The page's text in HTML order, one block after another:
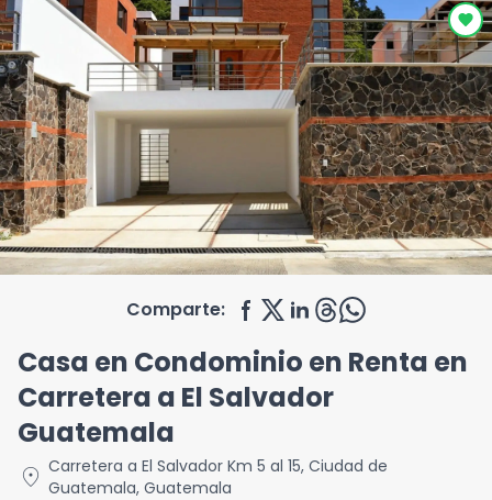
Comparte:
Casa en Condominio en Renta en
Carretera a El Salvador
Guatemala
location_on Carretera a El Salvador Km 5 al 15, Ciudad de
Guatemala, Guatemala